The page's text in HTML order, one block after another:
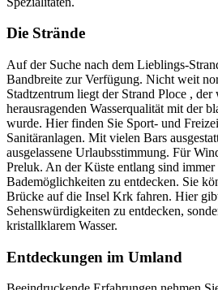
Die Strände
Auf der Suche nach dem Lieblings-
Bandbreite zur Verfügung. Nicht weit
Stadtzentrum liegt der Strand Ploce , der
herausragenden Wasserqualität mit der
wurde. Hier finden Sie Sport- und
Sanitäranlagen. Mit vielen Bars
ausgelassene Urlaubsstimmung. Für
Preluk. An der Küste entlang sind immer
Bademöglichkeiten zu entdecken. Sie
Brücke auf die Insel Krk fahren. Hier
Sehenswürdigkeiten zu entdecken,
kristallklarem Wasser.
Entdeckungen im Umland